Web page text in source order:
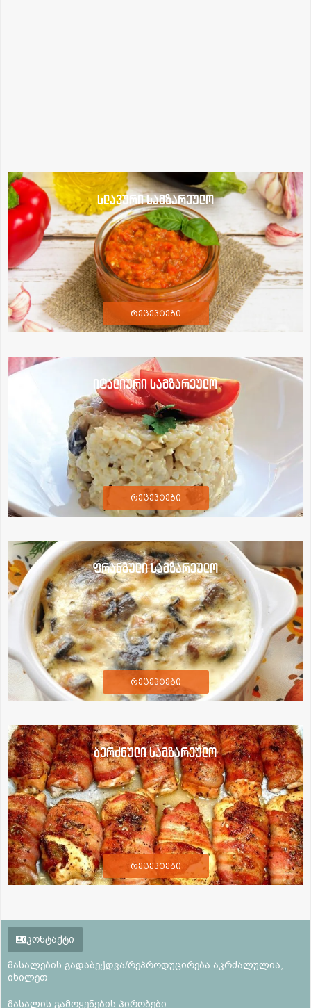
სლავური სამზარეულო
რეცეპტები
იტალიური სამზარეულო
რეცეპტები
ფრანგული სამზარეულო
რეცეპტები
ბერძნული სამზარეულო
რეცეპტები
კონტაქტი
მასალების გადაბეჭდვა/რეპროდუცირება აკრძალულია,
იხილეთ
მასალის გამოყენების პირობები